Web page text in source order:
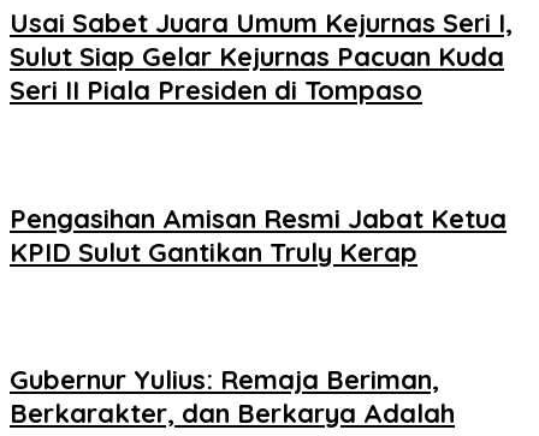
Usai Sabet Juara Umum Kejurnas Seri I,
Sulut Siap Gelar Kejurnas Pacuan Kuda
Seri II Piala Presiden di Tompaso
Pengasihan Amisan Resmi Jabat Ketua
KPID Sulut Gantikan Truly Kerap
Gubernur Yulius: Remaja Beriman,
Berkarakter, dan Berkarya Adalah